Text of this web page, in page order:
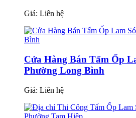
Giá: Liên hệ
Cửa Hàng Bán Tấm Ốp
Phường Long Bình
Giá: Liên hệ